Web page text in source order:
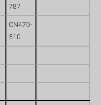
787
CN470-
510